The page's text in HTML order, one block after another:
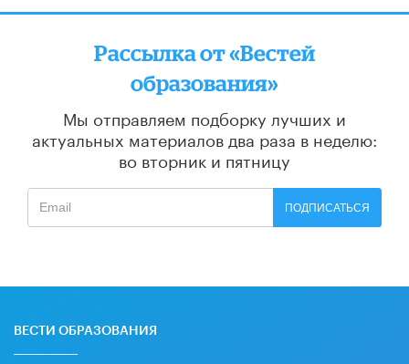
Рассылка от «Вестей
образования»
Мы отправляем подборку лучших и
актуальных материалов два раза в неделю:
во вторник и пятницу
ПОДПИСАТЬСЯ
ВЕСТИ ОБРАЗОВАНИЯ